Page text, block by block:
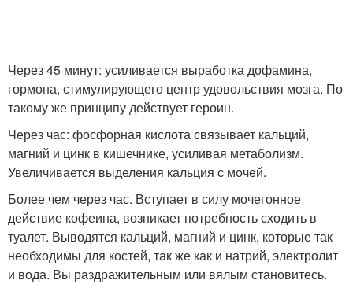
Через 45 минут: усиливается выработка дофамина,
гормона, стимулирующего центр удовольствия мозга. По
такому же принципу действует героин.
Через час: фосфорная кислота связывает кальций,
магний и цинк в кишечнике, усиливая метаболизм.
Увеличивается выделения кальция с мочей.
Более чем через час. Вступает в силу мочегонное
действие кофеина, возникает потребность сходить в
туалет. Выводятся кальций, магний и цинк, которые так
необходимы для костей, так же как и натрий, электролит
и вода. Вы раздражительным или вялым становитесь.